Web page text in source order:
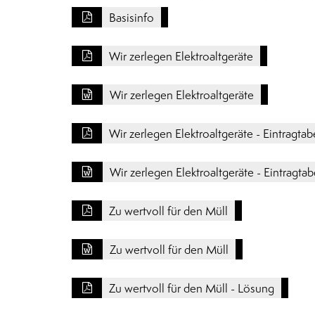
Basisinfo
Wir zerlegen Elektroaltgeräte
Wir zerlegen Elektroaltgeräte
Wir zerlegen Elektroaltgeräte -
Wir zerlegen Elektroaltgeräte -
Zu wertvoll für den Müll
Zu wertvoll für den Müll
Zu wertvoll für den Müll - Lösung